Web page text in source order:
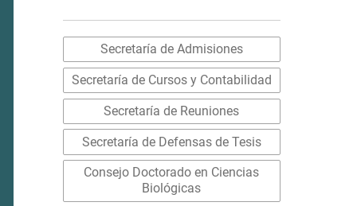
Secretaría de Admisiones
Secretaría de Cursos y Contabilidad
Secretaría de Reuniones
Secretaría de Defensas de Tesis
Consejo Doctorado en Ciencias
Biológicas